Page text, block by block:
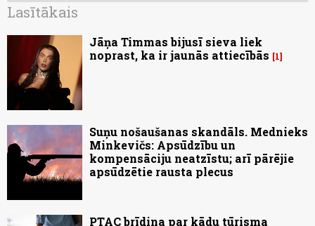
Lasītākais
Jāņa Timmas bijusī sieva liek
noprast, ka ir jaunās attiecībās
1
Suņu nošaušanas skandāls. Mednieks
Minkevičs: Apsūdzību un
kompensāciju neatzīstu; arī pārējie
apsūdzētie rausta plecus
PTAC brīdina par kādu tūrisma